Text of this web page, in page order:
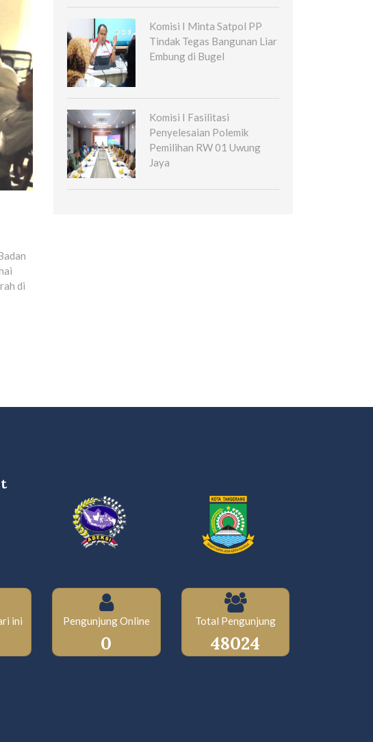
di
Komisi I Minta Satpol PP
Tindak Tegas Bangunan Liar
Embung di Bugel
Komisi I Fasilitasi
Penyelesaian Polemik
Pemilihan RW 01 Uwung
Jaya
ini Pengunjung Online
0
Total Pengunjung
48024